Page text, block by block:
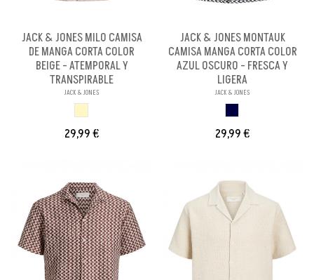
JACK & JONES MILO CAMISA
DE MANGA CORTA COLOR
BEIGE - ATEMPORAL Y
TRANSPIRABLE
JACK & JONES
29,99 €
JACK & JONES MONTAUK
CAMISA MANGA CORTA COLOR
AZUL OSCURO - FRESCA Y
LIGERA
JACK & JONES
29,99 €